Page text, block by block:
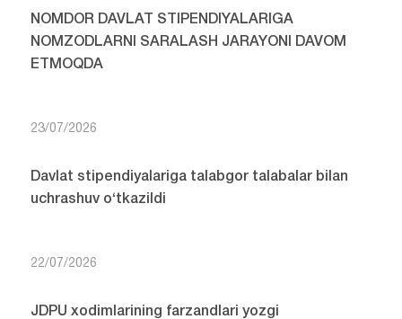
NOMDOR DAVLAT STIPENDIYALARIGA
NOMZODLARNI SARALASH JARAYONI DAVOM
ETMOQDA
23/07/2026
Davlat stipendiyalariga talabgor talabalar bilan
uchrashuv o‘tkazildi
22/07/2026
JDPU xodimlarining farzandlari yozgi